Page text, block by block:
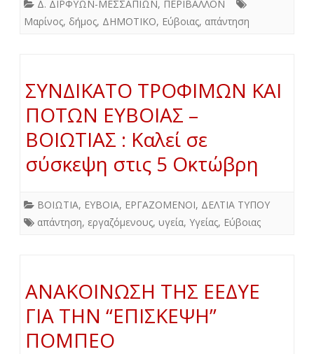
Δ. ΔΙΡΦΥΩΝ-ΜΕΣΣΑΠΙΩΝ, ΠΕΡΙΒΑΛΛΟΝ
Μαρίνος, δήμος, ΔΗΜΟΤΙΚΟ, Εύβοιας, απάντηση
ΣΥΝΔΙΚΑΤΟ ΤΡΟΦΙΜΩΝ ΚΑΙ
ΠΟΤΩΝ ΕΥΒΟΙΑΣ –
ΒΟΙΩΤΙΑΣ : Καλεί σε
σύσκεψη στις 5 Οκτώβρη
ΒΟΙΩΤΙΑ, ΕΥΒΟΙΑ, ΕΡΓΑΖΟΜΕΝΟΙ, ΔΕΛΤΙΑ ΤΥΠΟΥ
απάντηση, εργαζόμενους, υγεία, Υγείας, Εύβοιας
ΑΝΑΚΟΙΝΩΣΗ ΤΗΣ ΕΕΔΥΕ
ΓΙΑ ΤΗΝ “ΕΠΙΣΚΕΨΗ”
ΠΟΜΠΕΟ